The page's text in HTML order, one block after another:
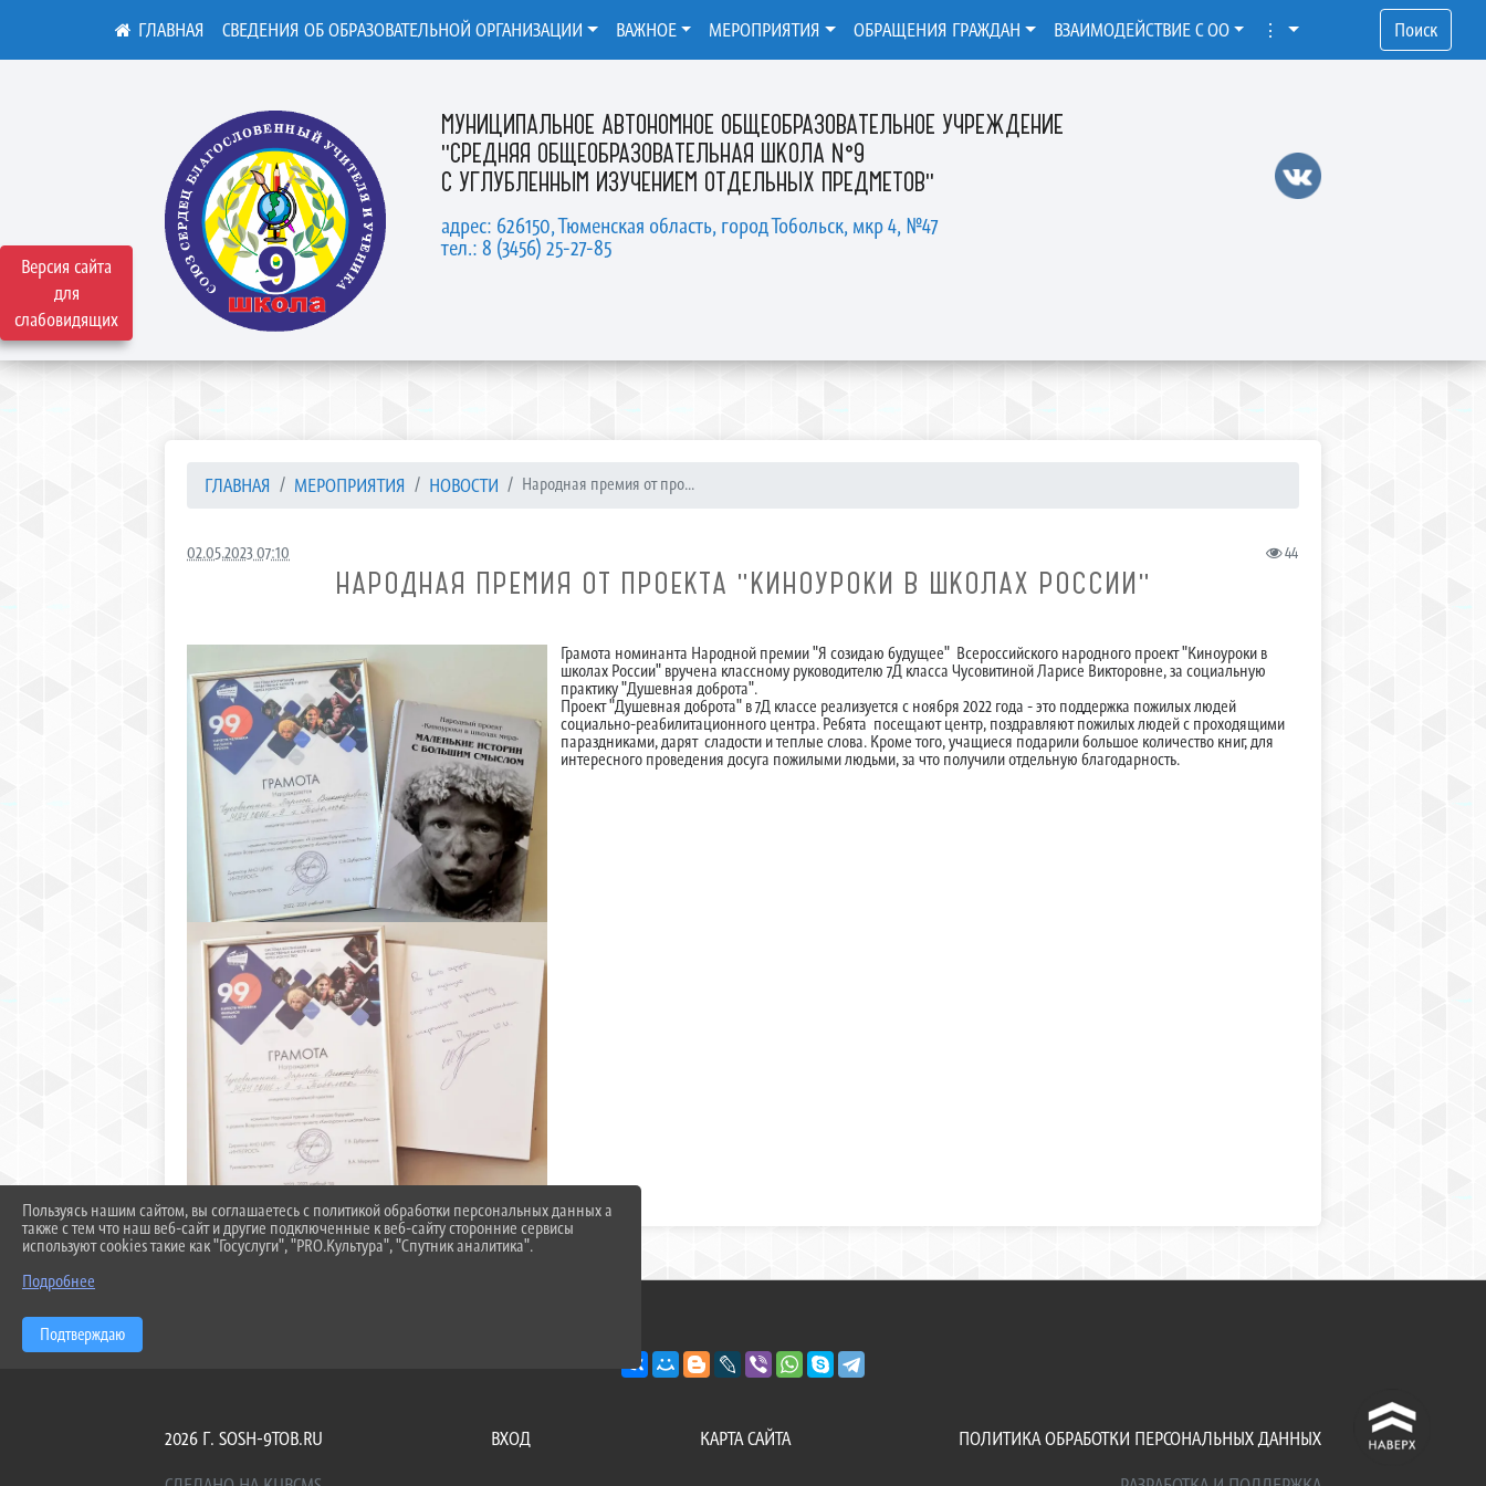
Версия сайта
для
слабовидящих
МУНИЦИПАЛЬНОЕ АВТОНОМНОЕ ОБЩЕОБРАЗОВАТЕЛЬНОЕ УЧРЕЖДЕНИЕ
"СРЕДНЯЯ ОБЩЕОБРАЗОВАТЕЛЬНАЯ ШКОЛА №9
С УГЛУБЛЕННЫМ ИЗУЧЕНИЕМ ОТДЕЛЬНЫХ ПРЕДМЕТОВ"
адрес: 626150, Тюменская область, город Тобольск, мкр 4, №47
тел.: 8 (3456) 25-27-85
СВЕДЕНИЯ ОБ ОБРАЗОВАТЕЛЬНОЙ ОРГАНИЗАЦИИ ВАЖНОЕ МЕРОПРИЯТИЯ ОБРАЩЕНИЯ ГРАЖДАН ВЗАИМОДЕЙСТВИЕ С ОО ⋮ Поиск
ГЛАВНАЯ МЕРОПРИЯТИЯ НОВОСТИ Народная премия от про...
02.05.2023 07:10 44
НАРОДНАЯ ПРЕМИЯ ОТ ПРОЕКТА "КИНОУРОКИ В ШКОЛАХ РОССИИ"
Грамота номинанта Народной премии "Я созидаю будущее" Всероссийского народного проект "Киноуроки в
школах России" вручена классному руководителю 7Д класса Чусовитиной Ларисе Викторовне, за социальную
практику "Душевная доброта".
Проект "Душевная доброта" в 7Д классе реализуется с ноября 2022 года - это поддержка пожилых людей
социально-реабилитационного центра. Ребята посещают центр, поздравляют пожилых людей с проходящими
параздниками, дарят сладости и теплые слова. Кроме того, учащиеся подарили большое количество книг, для
интересного проведения досуга пожилыми людьми, за что получили отдельную благодарность.
^
2026 Г. SOSH-9TOB.RU ВХОД КАРТА САЙТА
ПОЛИТИКА ОБРАБОТКИ ПЕРСОНАЛЬНЫХ ДАННЫХ
Пользуясь нашим сайтом, вы соглашаетесь с политикой обработки персональных данных а
также с тем что наш веб-сайт и другие подключенные к веб-сайту сторонние сервисы
используют cookies такие как "Госуслуги", "PRO.Культура", "Спутник аналитика".
Подробнее
Подтверждаю